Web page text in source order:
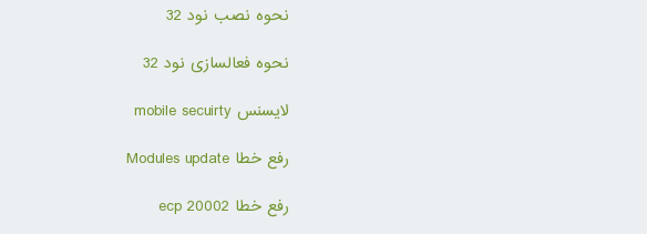
نحوه نصب نود 32
نحوه فعالسازی نود 32
لایسنس mobile secuirty
رفع خطا Modules update
رفع خطا ecp 20002